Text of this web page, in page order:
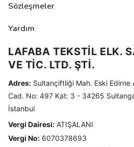
Sözleşmeler
Yardım
LAFABA TEKSTİL ELK.
VE TİC. LTD. ŞTİ.
Adres: Sultançiftliği Mah. Eski Edirne
Cad. No: 497 Kat: 3 - 34265
İstanbul
Vergi Dairesi: ATIŞALANI
Vergi No: 6070378693